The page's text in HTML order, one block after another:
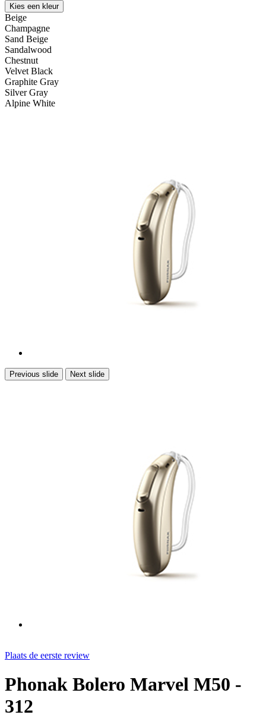
Kies een kleur
Beige
Champagne
Sand Beige
Sandalwood
Chestnut
Velvet Black
Graphite Gray
Silver Gray
Alpine White
Previous slide Next slide
Plaats de eerste review
Phonak Bolero Marvel M50 -
312